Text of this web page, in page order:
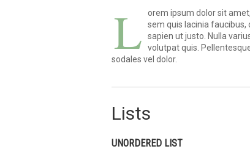
L
orem ipsum dolor sit
sem quis lacinia
sapien ut justo. Nulla
volutpat quis.
sodales vel dolor.
Lists
UNORDERED LIST